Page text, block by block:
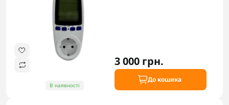
В наявності
3 000 грн.
До кошика